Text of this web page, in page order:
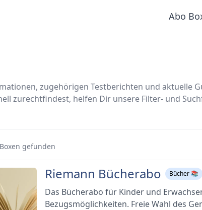
Abo
zugehörigen Testberichten und aktuelle
zurechtfindest, helfen Dir unsere Filter- und
gefunden
Riemann Bücherabo Bücher 📚
Das Bücherabo für Kinder und
Bezugsmöglichkeiten. Freie Wahl des